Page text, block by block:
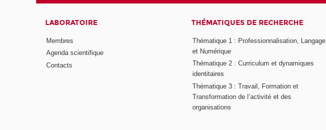
LABORATOIRE
Membres
Agenda scientifique
Contacts
THÉMATIQUES DE RECHERCHE
Thématique 1 : Professionnalisation, Langage
et Numérique
Thématique 2 : Curriculum et dynamiques
identitaires
Thématique 3 : Travail, Formation et
Transformation de l’activité et des
organisations